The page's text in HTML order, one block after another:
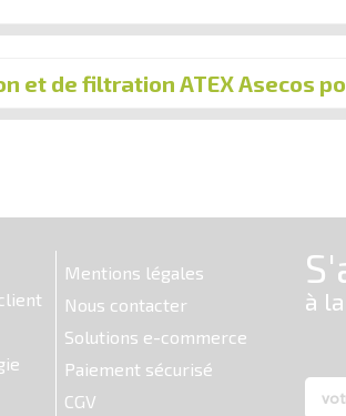
et de filtration ATEX Asecos
Mentions légales
Nous contacter
Solutions e-commerce
Paiement sécurisé
CGV